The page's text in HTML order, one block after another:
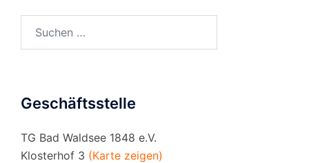
nach:
Geschäftsstelle
TG Bad Waldsee 1848 e.V.
Klosterhof 3 (Karte zeigen)